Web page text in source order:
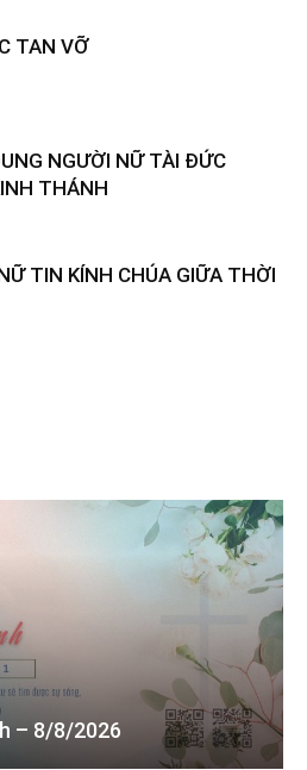
TAN VỠ
NGƯỜI NỮ TÀI ĐỨC
THÁNH
TIN KÍNH CHÚA GIỮA THỜI
– 8/8/2026